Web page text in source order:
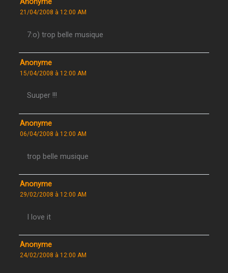
Anonyme
21/04/2008 à 12:00 AM
7:o) trop belle musique
Anonyme
15/04/2008 à 12:00 AM
Suuper !!!
Anonyme
06/04/2008 à 12:00 AM
trop belle musique
Anonyme
29/02/2008 à 12:00 AM
I love it
Anonyme
24/02/2008 à 12:00 AM